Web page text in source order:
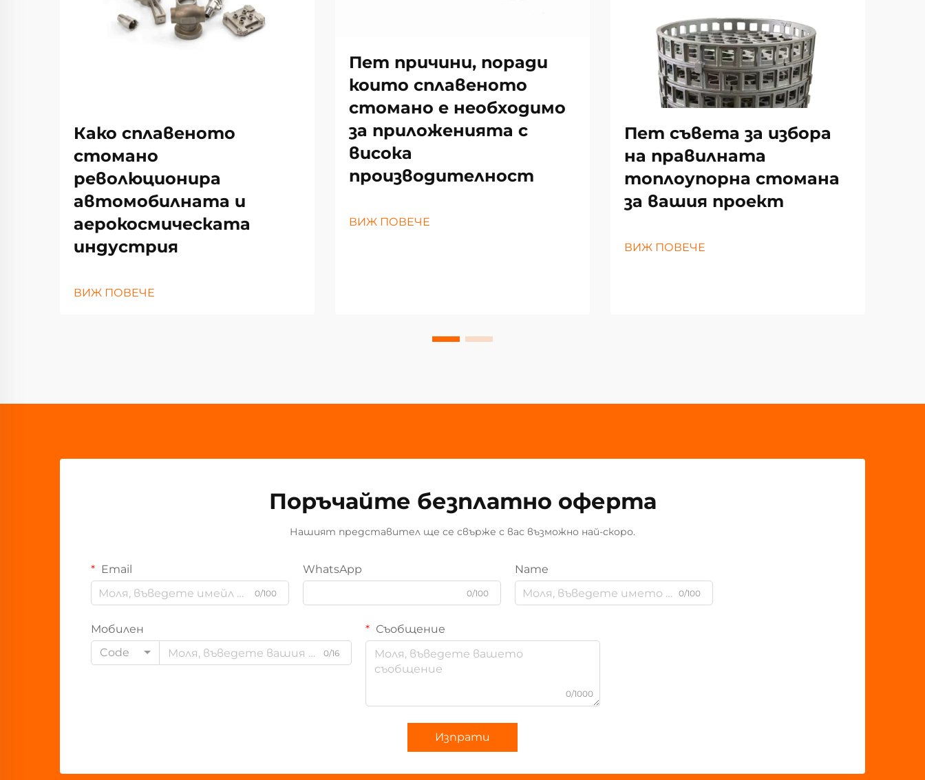
Како сплавеното
стомано
революционира
автомобилната и
аерокосмическата
индустрия
ВИЖ ПОВЕЧЕ
Пет причини, поради
които сплавеното
стомано е необходимо
за приложенията с
висока
производителност
ВИЖ ПОВЕЧЕ
Пет съвета за избора
на правилната
топлоупорна стомана
за вашия проект
ВИЖ ПОВЕЧЕ
Поръчайте безплатно оферта
Нашият представител ще се свърже с вас възможно най-скоро.
Email
0/100
WhatsApp
0/100
Name
0/100
Мобилен
Code
0/16
Съобщение
0/1000
Изпрати